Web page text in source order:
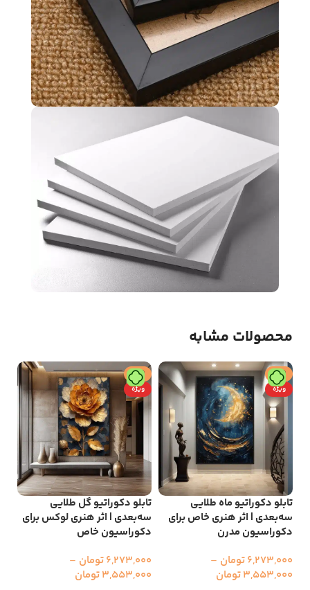
محصولات مشابه
حراج
ویژه
تابلو دکوراتیو ماه طلایی
سه‌بعدی | اثر هنری خاص برای
دکوراسیون مدرن
6,273,000تومان –
3,553,000تومان
حراج
ویژه
تابلو دکوراتیو گل طلایی
سه‌بعدی | اثر هنری لوکس برای
دکوراسیون خاص
6,273,000تومان –
3,553,000تومان